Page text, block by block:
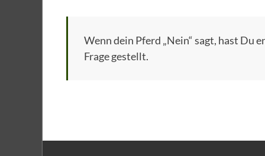
Wenn dein Pferd „Nein“ sagt, hast Du
Frage gestellt.